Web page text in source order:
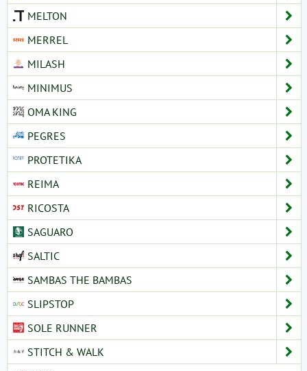
MELTON
MERREL
MILASH
MINIMUS
OMA KING
PEGRES
PROTETIKA
REIMA
RICOSTA
SAGUARO
SALTIC
SAMBAS THE BAMBAS
SLIPSTOP
SOLE RUNNER
STITCH & WALK